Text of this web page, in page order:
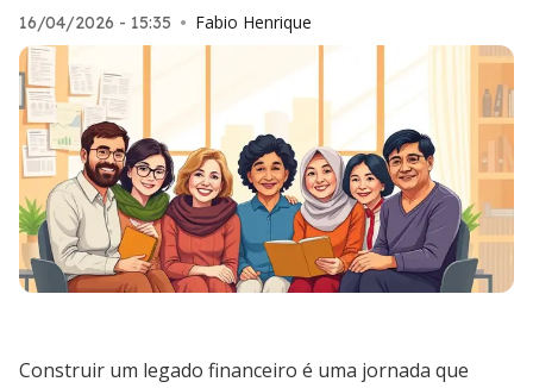
16/04/2026 - 15:35 • Fabio Henrique
Construir um legado financeiro é uma jornada que